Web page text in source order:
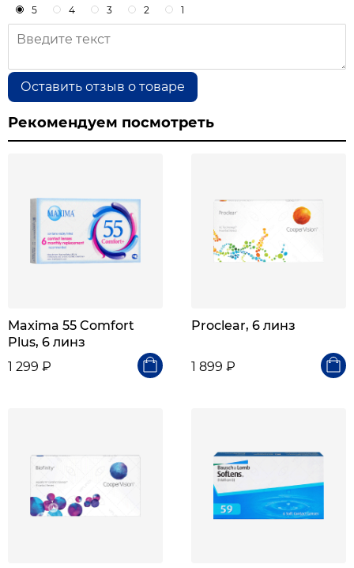
5 4 3 2 1
Оставить отзыв о товаре
Рекомендуем посмотреть
Maxima 55 Comfort
Plus, 6 линз
1 299 ₽
Proclear, 6 линз
1 899 ₽